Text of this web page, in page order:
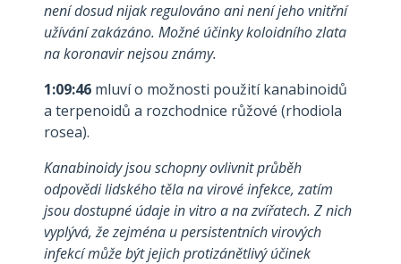
není dosud nijak regulováno ani není jeho vnitřní
užívání zakázáno. Možné účinky koloidního zlata
na koronavir nejsou známy.
1:09:46 mluví o možnosti použití kanabinoidů
a terpenoidů a rozchodnice růžové (rhodiola
rosea).
Kanabinoidy jsou schopny ovlivnit průběh
odpovědi lidského těla na virové infekce, zatím
jsou dostupné údaje in vitro a na zvířatech. Z nich
vyplývá, že zejména u persistentních virových
infekcí může být jejich protizánětlivý účinek